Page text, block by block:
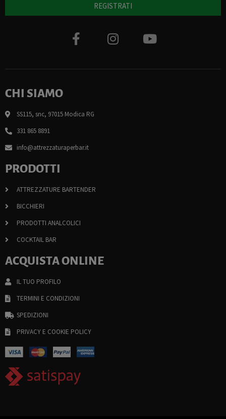
REGISTRATI
CHI SIAMO
SS115, snc, 97015 Modica RG
331 865 8891
info@attrezzaturaperbar.it
PRODOTTI
ATTREZZATURE BARTENDER
BICCHIERI
PRODOTTI ANALCOLICI
COCKTAIL BAR
ACQUISTA ONLINE
IL TUO PROFILO
TERMINI E CONDIZIONI
SPEDIZIONI
PRIVACY E COOKIE POLICY